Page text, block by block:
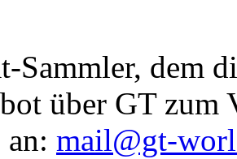
Sammler, dem
über GT zum
mail@gt-